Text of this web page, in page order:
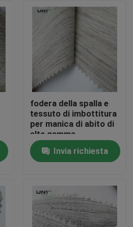
fodera della spalla e
tessuto di imbottitura
per manica di abito di
alta gamma
Invia richiesta